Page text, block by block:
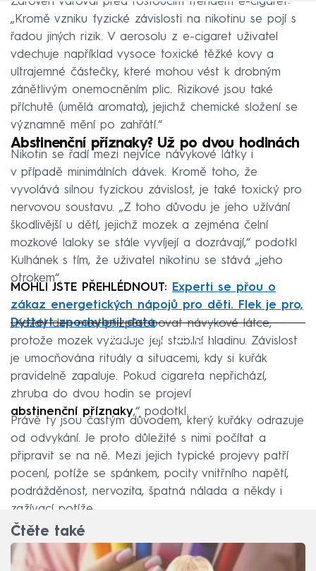
„Kromě vzniku fyzické závislosti na nikotinu se pojí s
řadou jiných rizik. V aerosolu z e-cigaret uživatel
vdechuje například vysoce toxické těžké kovy a
ultrajemné částečky, které mohou vést k drobným
zánětlivým onemocněním plic. Rizikové jsou také
příchutě (umělá aromata), jejichž chemické složení se
významně mění po zahřátí.“
Abstinenční příznaky? Už po dvou hodinách
Nikotin se řadí mezi nejvíce návykové látky i
v případě minimálních dávek. Kromě toho, že
vyvolává silnou fyzickou závislost, je také toxický pro
nervovou soustavu. „Z toho důvodu je jeho užívání
škodlivější u dětí, jejichž mozek a zejména čelní
mozkové laloky se stále vyvíjejí a dozrávají,“ podotkl
Kulhánek s tím, že uživatel nikotinu se stává „jeho
otrokem“.
MOHLI JSTE PŘEHLÉDNOUT:
Experti se přou o
zákaz energetických nápojů pro děti. Flek je pro,
Dyttert zpochybnil data
Failed to fetch
„Každý den musí přizpůsobovat návykové látce,
protože mozek vyžaduje její stabilní hladinu. Závislost
je umocňována rituály a situacemi, kdy si kuřák
pravidelně zapaluje. Pokud cigareta nepřichází,
zhruba do dvou hodin se projeví
abstinenční příznaky,“ podotkl.
Právě ty jsou častým důvodem, který kuřáky odrazuje
od odvykání. Je proto důležité s nimi počítat a
připravit se na ně. Mezi jejich typické projevy patří
pocení, potíže se spánkem, pocity vnitřního napětí,
podrážděnost, nervozita, špatná nálada a někdy i
zažívací potíže.
Čtěte také